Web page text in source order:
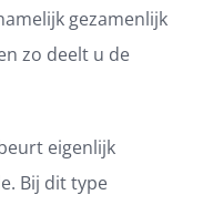
gezamenlijk
zo deelt u de
eigenlijk
Bij dit type